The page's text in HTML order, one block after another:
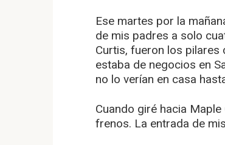
Ese martes por la
de mis padres a solo
Curtis, fueron los pilares
estaba de negocios en
no lo verían en casa
Cuando giré hacia
frenos. La entrada de